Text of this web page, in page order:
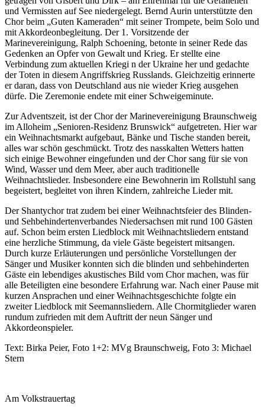
und Vermissten auf See niedergelegt. Bernd Aurin unterstützte den
Chor beim „Guten Kameraden“ mit seiner Trompete, beim Solo und
mit Akkordeonbegleitung. Der 1. Vorsitzende der
Marinevereinigung, Ralph Schoening, betonte in seiner Rede das
Gedenken an Opfer von Gewalt und Krieg. Er stellte eine
Verbindung zum aktuellen Kriegi n der Ukraine her und gedachte
der Toten in diesem Angriffskrieg Russlands. Gleichzeitig erinnerte
er daran, dass von Deutschland aus nie wieder Krieg ausgehen
dürfe. Die Zeremonie endete mit einer Schweigeminute.
Zur Adventszeit, ist der Chor der Marinevereinigung Braunschweig
im Alloheim „Senioren-Residenz Brunswick“ aufgetreten. Hier war
ein Weihnachtsmarkt aufgebaut, Bänke und Tische standen bereit,
alles war schön geschmückt. Trotz des nasskalten Wetters hatten
sich einige Bewohner eingefunden und der Chor sang für sie von
Wind, Wasser und dem Meer, aber auch traditionelle
Weihnachtslieder. Insbesondere eine Bewohnerin im Rollstuhl sang
begeistert, begleitet von ihren Kindern, zahlreiche Lieder mit.
Der Shantychor trat zudem bei einer Weihnachtsfeier des Blinden-
und Sehbehindertenverbandes Niedersachsen mit rund 100 Gästen
auf. Schon beim ersten Liedblock mit Weihnachtsliedern entstand
eine herzliche Stimmung, da viele Gäste begeistert mitsangen.
Durch kurze Erläuterungen und persönliche Vorstellungen der
Sänger und Musiker konnten sich die blinden und sehbehinderten
Gäste ein lebendiges akustisches Bild vom Chor machen, was für
alle Beteiligten eine besondere Erfahrung war. Nach einer Pause mit
kurzen Ansprachen und einer Weihnachtsgeschichte folgte ein
zweiter Liedblock mit Seemannsliedern. Alle Chormitglieder waren
rundum zufrieden mit dem Auftritt der neun Sänger und
Akkordeonspieler.
Text: Birka Peier, Foto 1+2: MVg Braunschweig, Foto 3: Michael
Stern
Am Volkstrauertag